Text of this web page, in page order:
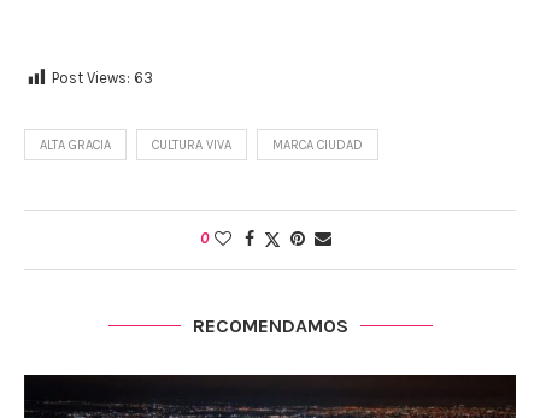
Post Views: 63
ALTA GRACIA CULTURA VIVA MARCA CIUDAD
0
RECOMENDAMOS